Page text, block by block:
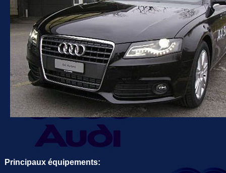
Principaux équipements: